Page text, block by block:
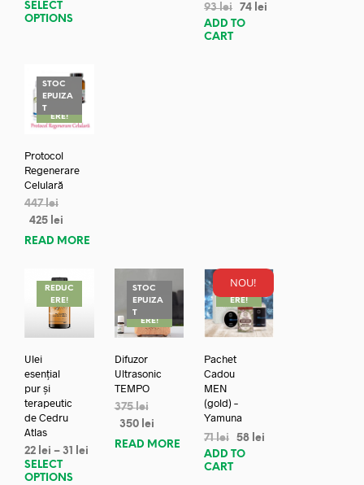
SELECT
OPTIONS
93lei 74 lei
ADD TO
CART
STOC
EPUIZA
TREDUC
ERE!
Protocol
Regenerare
Celulară
447lei
425 lei
READ MORE
REDUC
ERE!
Ulei
esențial
pur și
terapeutic
de Cedru
Atlas
22 lei – 31
lei
SELECT
OPTIONS
STOC
EPUIZA
TREDUC
ERE!
Difuzor
Ultrasonic
TEMPO
375lei
350 lei
READ MORE
NOU!
REDUC
ERE!
Pachet
Cadou
MEN
(gold) –
Yamuna
71lei 58 lei
ADD TO
CART